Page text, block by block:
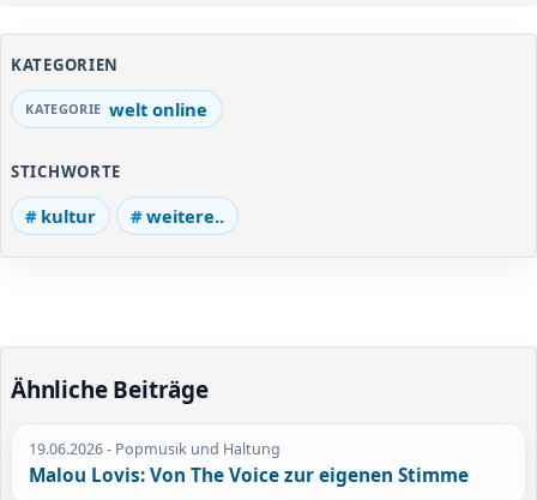
KATEGORIEN
welt online
STICHWORTE
kultur weitere..
Ähnliche Beiträge
19.06.2026- Popmusik und Haltung
Malou Lovis: Von The Voice zur eigenen Stimme